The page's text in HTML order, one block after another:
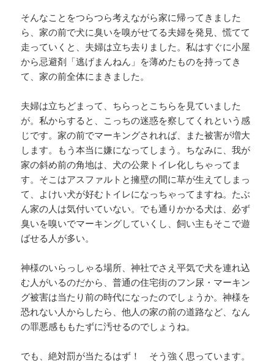
そんなことをつらつら考えながら家に帰ってきました
ら、家の前で犬に臭いを嗅がせてる夫婦を発見、慌てて
走っていくと、夫婦は立ち去りました。私はすぐに小屋
から忌避剤「逃げまんねん」を薄めたものを持ってき
て、家の前全体にまきました。
夫婦は立ちどまって、ちらっとこちらを見ていました
が。私からすると、こっちの迷惑を察してくれという感
じです。家の前でマーキングされれば、また被害が増大
します。もう本当に嫌になってしまう。ちなみに、我が
家の斜め前の角地は、犬の公衆トイレ化しちゃってま
す。そこはアスファルトと擁壁の間に草が生えてしまっ
て、よけい犬が好むトイレになっちゃってますね。たぶ
ん家の人は気付いていない。でも通りかかる犬は、必ず
臭いを嗅いでマーキングしていくし、飼い主もそこで遊
ばせる人が多い。
神様のいらっしゃる場所、神社でさえ平気で犬を連れ込
む人がいるのだから、普通の住宅街のフン尿・マーキン
グ被害は当たり前の時代になったのでしょうか。神様を
恐れない人からしたら、他人の家の前の道路など、なん
の罪悪感ももたずに汚せるのでしょうね。
でも、絶対罰が当たるはず！ そう強く思っています。